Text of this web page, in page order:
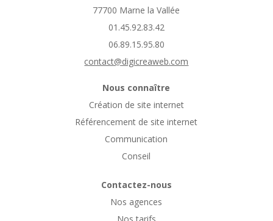
77700 Marne la Vallée
01.45.92.83.42
06.89.15.95.80
contact@digicreaweb.com
Nous connaître
Création de site internet
Référencement de site internet
Communication
Conseil
Contactez-nous
Nos agences